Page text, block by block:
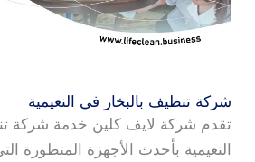
شركة تنظيف بالبخار في النعيمية
تقدم شركة لايف كلين خدمة شركة
النعيمية بأحدث الأجهزة المتطورة